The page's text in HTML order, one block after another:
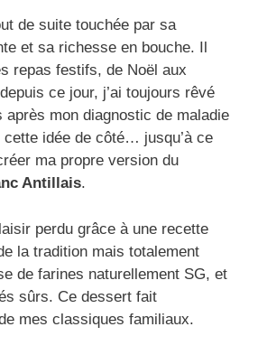
de suite touchée par sa
et sa richesse en bouche. Il
repas festifs, de Noël aux
ce jour, j’ai toujours rêvé
après mon diagnostic de maladie
idée de côté… jusqu’à ce
ma propre version du
Antillais.
perdu grâce à une recette
la tradition mais totalement
de farines naturellement SG, et
sûrs. Ce dessert fait
mes classiques familiaux.